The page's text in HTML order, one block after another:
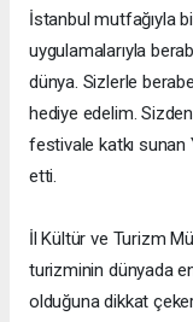
İstanbul mutfağıyla
uygulamalarıyla
dünya. Sizlerle
hediye edelim.
festivale katkı sunan
etti.
İl Kültür ve Turizm
turizminin dünyada
olduğuna dikkat